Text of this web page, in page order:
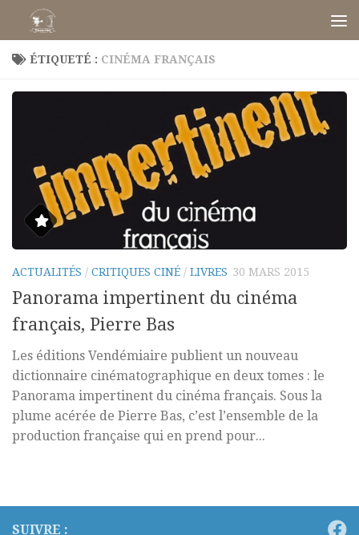
Skip to content
ÉTIQUETÉ : CINÉMA FRANÇAIS
ACTUALITÉS / CRITIQUES CINÉ / LIVRES 30 MARS 2015
Panorama impertinent du cinéma
français, Pierre Bas
Les éditions Vendémiaire publient un nouveau
dictionnaire cinématographique en deux tomes : le
Panorama impertinent du cinéma français. Sous la
plume acérée de Pierre Bas, c’est l’ensemble de la
production française qui en prend pour...
SUIVRE :